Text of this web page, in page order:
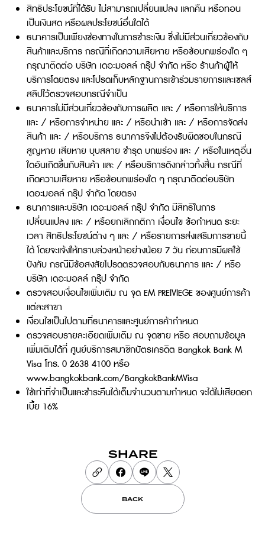
สิทธิประโยชน์ที่ได้รับ ไม่สามารถเปลี่ยนแปลง แลกคืน หรือทอน
เป็นเงินสด หรือผลประโยชน์อื่นใดได้
ธนาคารเป็นเพียงช่องทางในการชำระเงิน ซึ่งไม่มีส่วนเกี่ยวข้องกับ
สินค้าและบริการ กรณีที่เกิดความเสียหาย หรือข้อบกพร่องใด ๆ
กรุณาติดต่อ บริษัท เดอะมอลล์ กรุ๊ป จำกัด หรือ ร้านค้าผู้ให้
บริการโดยตรง และโปรดเก็บหลักฐานการเข้าร่วมรายการและเซลส์
สลิปไว้ตรวจสอบกรณีจำเป็น
ธนาคารไม่มีส่วนเกี่ยวข้องกับการผลิต และ / หรือการให้บริการ
และ / หรือการจำหน่าย และ / หรือนำเข้า และ / หรือการจัดส่ง
สินค้า และ / หรือบริการ ธนาคารจึงไม่ต้องรับผิดชอบในกรณี
สูญหาย เสียหาย บุบสลาย ชำรุด บกพร่อง และ / หรือในเหตุอื่น
ใดอันเกิดขึ้นกับสินค้า และ / หรือบริการดังกล่าวทั้งสิ้น กรณีที่
เกิดความเสียหาย หรือข้อบกพร่องใด ๆ กรุณาติดต่อบริษัท
เดอะมอลล์ กรุ๊ป จำกัด โดยตรง
ธนาคารและบริษัท เดอะมอลล์ กรุ๊ป จำกัด มีสิทธิในการ
เปลี่ยนแปลง และ / หรือยกเลิกกติกา เงื่อนไข ข้อกำหนด ระยะ
เวลา สิทธิประโยชน์ต่าง ๆ และ / หรือรายการส่งเสริมการขายนี้
ได้ โดยจะแจ้งให้ทราบล่วงหน้าอย่างน้อย 7 วัน ก่อนการมีผลใช้
บังคับ กรณีมีข้อสงสัยโปรดตรวจสอบกับธนาคาร และ / หรือ
บริษัท เดอะมอลล์ กรุ๊ป จำกัด
ตรวจสอบเงื่อนไขเพิ่มเติม ณ จุด EM PREIVIEGE ของศูนย์การค้า
แต่ละสาขา
เงื่อนไขเป็นไปตามที่ธนาคารและศูนย์การค้ากำหนด
ตรวจสอบรายละเอียดเพิ่มเติม ณ จุดขาย หรือ สอบถามข้อมูล
เพิ่มเติมได้ที่ ศูนย์บริการสมาชิกบัตรเครดิต Bangkok Bank M
Visa โทร. 0 2638 4100 หรือ
www.bangkokbank.com/BangkokBankMVisa
ใช้เท่าที่จำเป็นและชำระคืนได้เต็มจำนวนตามกำหนด จะได้ไม่เสียดอก
เบี้ย 16%
BACK
SHARE